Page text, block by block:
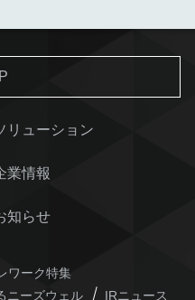
リューション
業情報
知らせ
ワーク特集
ニーズウェル
IRニュース